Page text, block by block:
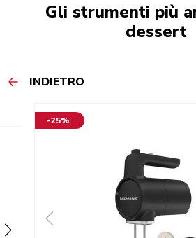
Gli strumenti più
dessert
INDIETRO
-25%